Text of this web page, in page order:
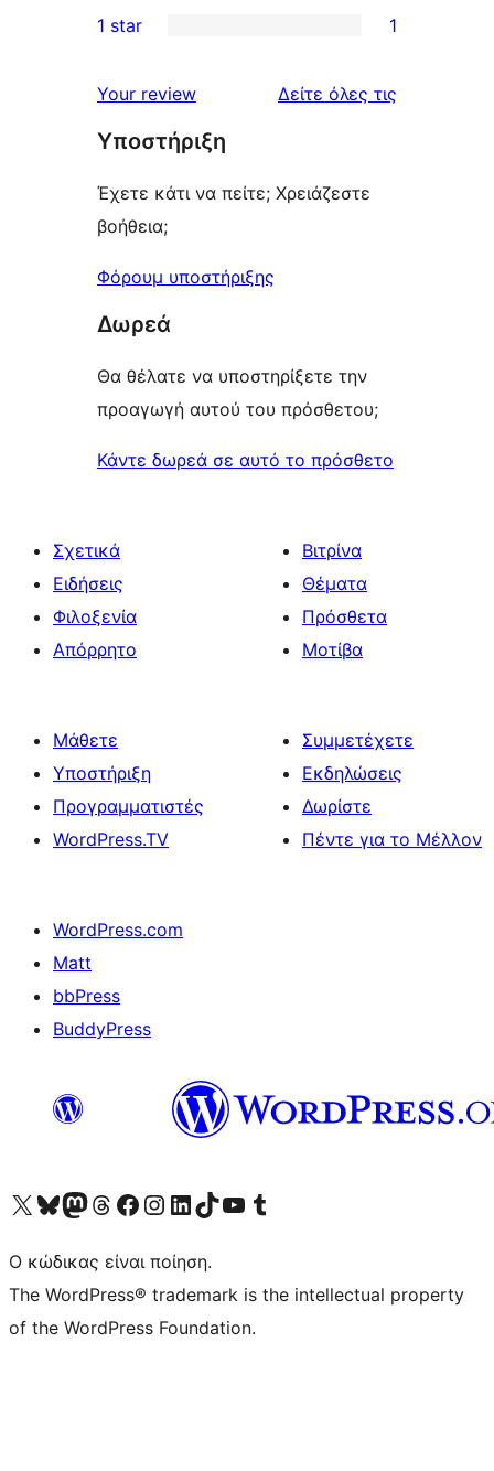
reviews
star
2-
reviews
star
review
1 star 1
Your review Δείτε όλες τις
Υποστήριξη
Έχετε κάτι να πείτε; Χρειάζεστε
βοήθεια;
Φόρουμ υποστήριξης
Δωρεά
Θα θέλατε να υποστηρίξετε την
προαγωγή αυτού του πρόσθετου;
Κάντε δωρεά σε αυτό το πρόσθετο
Σχετικά
Ειδήσεις
Φιλοξενία
Απόρρητο
Βιτρίνα
Θέματα
Πρόσθετα
Μοτίβα
Μάθετε
Υποστήριξη
Προγραμματιστές
WordPress.TV
Συμμετέχετε
Εκδηλώσεις
Δωρίστε
Πέντε για το Μέλλον
WordPress.com
Matt
bbPress
BuddyPress
Visit our X (formerly Twitter) account
Visit our Bluesky account
Επισκεφθείτε τον λογαριασμό μας στο Mastodon
Visit our Threads account
Επισκεφτείτε τη σελίδα μας στο Facebook
Επισκεφθείτε τον λογαριασμό μας Instagram
Επισκεφθείτε τον λογαριασμό μας LinkedIn
Visit our TikTok account
Visit our YouTube channel
Visit our Tumblr account
Ο κώδικας είναι ποίηση.
The WordPress® trademark is the intellectual property
of the WordPress Foundation.